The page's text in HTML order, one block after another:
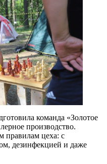
команда «Золотое
производство.
правилам цеха: с
дезинфекцией и даже